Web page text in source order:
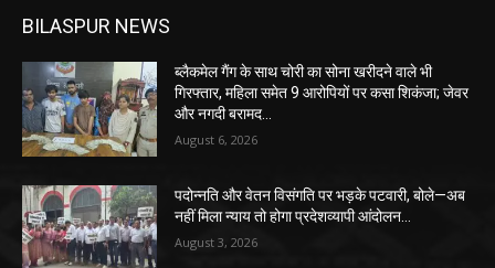
BILASPUR NEWS
ब्लैकमेल गैंग के साथ चोरी का सोना खरीदने वाले भी
गिरफ्तार, महिला समेत 9 आरोपियों पर कसा शिकंजा; जेवर
और नगदी बरामद…
August 6, 2026
पदोन्नति और वेतन विसंगति पर भड़के पटवारी, बोले—अब
नहीं मिला न्याय तो होगा प्रदेशव्यापी आंदोलन…
August 3, 2026